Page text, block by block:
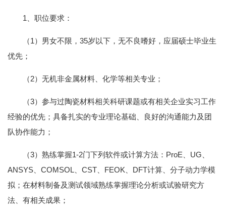
1、职位要求：
（1）男女不限，35岁以下，无不良嗜好，应届硕士毕业生
优先；
（2）无机非金属材料、化学等相关专业；
（3）参与过陶瓷材料相关科研课题或有相关企业实习工作
经验的优先；具备扎实的专业理论基础、良好的沟通能力及团
队协作能力；
（3）熟练掌握1-2门下列软件或计算方法：ProE、UG、
ANSYS、COMSOL、CST、FEOK、DFT计算、分子动力学模
拟；在材料制备及测试领域熟练掌握理论分析或试验研究方
法、有相关成果；